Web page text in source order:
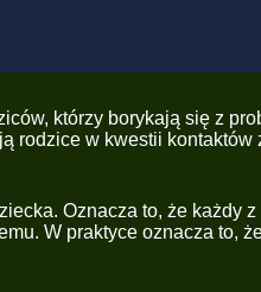
którzy borykają się z
w kwestii kontaktów
Oznacza to, że każdy
W praktyce oznacza to,